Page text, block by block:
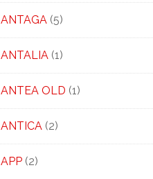
ANTAGA(5)
ANTALIA(1)
ANTEA OLD (1)
ANTICA(2)
APP(2)